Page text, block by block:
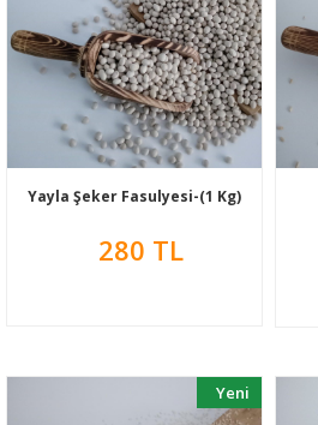
Yayla Şeker Fasulyesi-(1 Kg)
280 TL
Yeni